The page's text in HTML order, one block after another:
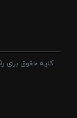
کلیه حقوق برای